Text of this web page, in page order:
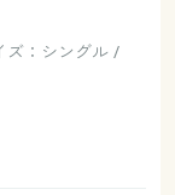
ズ：シングル /